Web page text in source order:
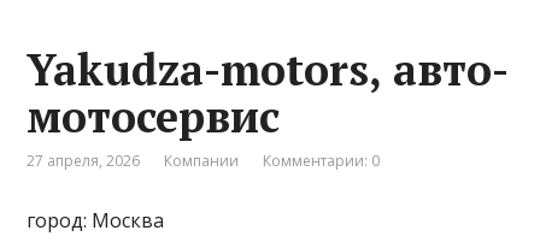
Yakudza-motors, авто-
мотосервис
27 апреля, 2026 Компании Комментарии: 0
город: Москва